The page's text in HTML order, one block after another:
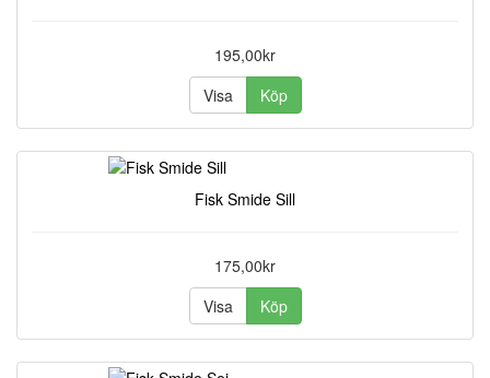
195,00kr
Visa
Köp
Fisk Smide Sill
175,00kr
Visa
Köp